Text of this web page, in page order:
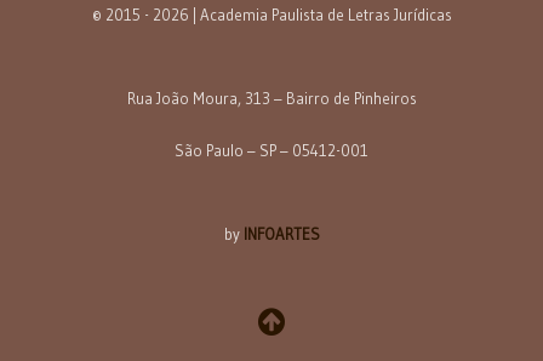
© 2015 - 2026 | Academia Paulista de Letras Jurídicas
Rua João Moura, 313 – Bairro de Pinheiros
São Paulo – SP – 05412-001
by INFOARTES